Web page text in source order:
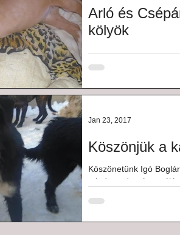
Arló és
kölyök
Líra gazdira talált!.
különleges tekintetű,
Köszönjük a
Köszönetünk Igó
minden
Jan 23, 2017